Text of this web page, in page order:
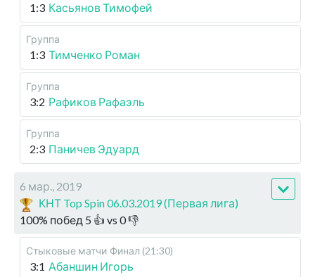
1:3 Касьянов Тимофей
Группа
1:3 Тимченко Роман
Группа
3:2 Рафиков Рафаэль
Группа
2:3 Паничев Эдуард
6 мар., 2019
КНТ Top Spin 06.03.2019 (Первая лига)
100% побед 5 👍 vs 0👎
Стыковые матчи Финал (21:30)
3:1 Абаншин Игорь